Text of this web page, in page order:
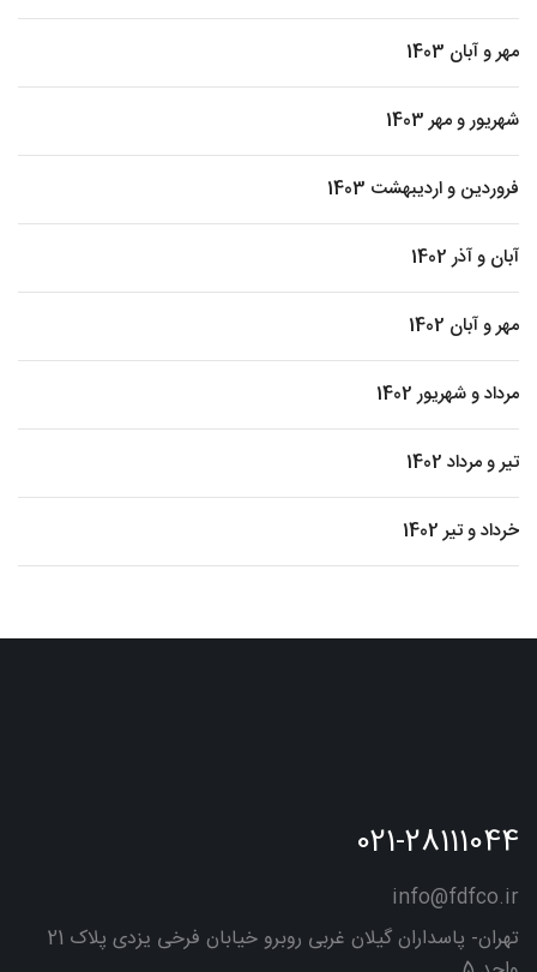
مهر و آبان 1403
شهریور و مهر 1403
فروردین و اردیبهشت 1403
آبان و آذر 1402
مهر و آبان 1402
مرداد و شهریور 1402
تیر و مرداد 1402
خرداد و تیر 1402
021-28111044
info@fdfco.ir
تهران- پاسداران گیلان غربی روبرو خیابان فرخی یزدی پلاک 21